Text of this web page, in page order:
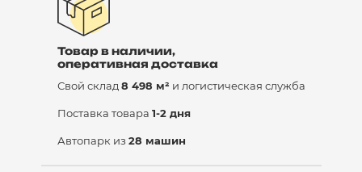
Товар в наличии,
оперативная доставка
Свой склад8 498 м² и логистическая служба
Поставка товара 1-2 дня
Автопарк из 28 машин